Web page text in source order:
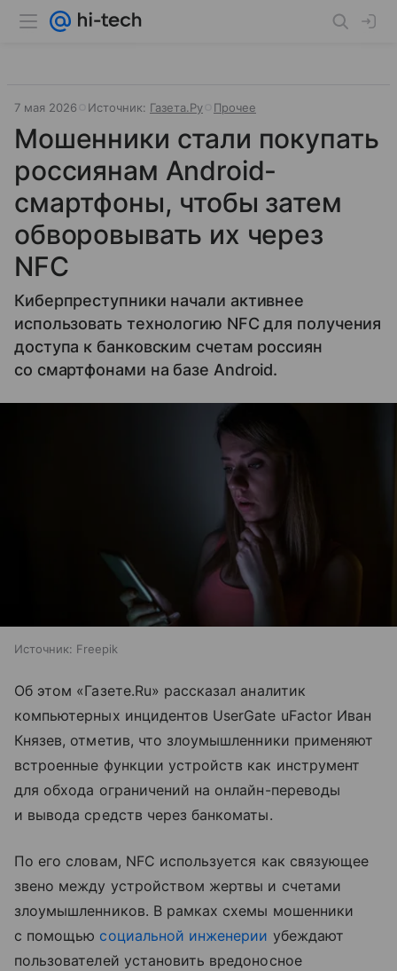
7 мая 2026 Источник: Газета.Ру Прочее
Мошенники стали покупать
россиянам Android-
смартфоны, чтобы затем
обворовывать их через
NFC
Киберпреступники начали активнее
использовать технологию NFC для получения
доступа к банковским счетам россиян
со смартфонами на базе Android.
Источник: Freepik
Об этом «Газете.Ru» рассказал аналитик
компьютерных инцидентов UserGate uFactor Иван
Князев, отметив, что злоумышленники применяют
встроенные функции устройств как инструмент
для обхода ограничений на онлайн-переводы
и вывода средств через банкоматы.
По его словам, NFC используется как связующее
звено между устройством жертвы и счетами
злоумышленников. В рамках схемы мошенники
с помощью социальной инженерии убеждают
пользователей установить вредоносное